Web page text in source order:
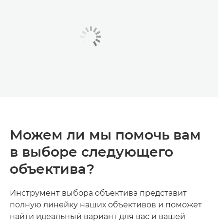
Можем ли мы помочь вам
в выборе следующего
объектива?
Инструмент выбора объектива представит
полную линейку наших объективов и поможет
найти идеальный вариант для вас и вашей